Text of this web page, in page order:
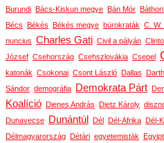
Burundi Bács-Kiskun megye Bán Mór
Bécs
Békés Békés megye bürokraták C. W.
nuncius Charles Gati Civil a pályán
József Csehország Csehszlovákia Csepel
katonák Csokonai Csont László Dallas
Sándor demográfia Demokrata Párt
Koalíció
Dienes András Dietz Károly
Dunavecse Dunántúl Dél Dél-Afrika Dél-
Délmagyarország
Détári egyetemisták